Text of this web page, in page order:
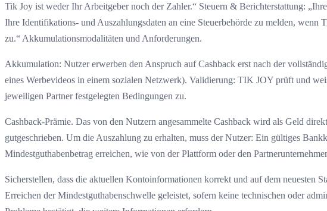
Tik Joy ist weder Ihr Arbeitgeber noch der Zahler.“ Steuern & Berichterstattung:
Ihre Identifikations- und Auszahlungsdaten an eine Steuerbehörde zu melden,
zu.“ Akkumulationsmodalitäten und Anforderungen.
Akkumulation: Nutzer erwerben den Anspruch auf Cashback erst nach der
eines Werbevideos in einem sozialen Netzwerk). Validierung: TIK JOY prüft und
jeweiligen Partner festgelegten Bedingungen zu.
Cashback-Prämie. Das von den Nutzern angesammelte Cashback wird als Geld
gutgeschrieben. Um die Auszahlung zu erhalten, muss der Nutzer: Ein gültiges
Mindestguthabenbetrag erreichen, wie von der Plattform oder den
Sicherstellen, dass die aktuellen Kontoinformationen korrekt und auf dem
Erreichen der Mindestguthabenschwelle geleistet, sofern keine technischen oder